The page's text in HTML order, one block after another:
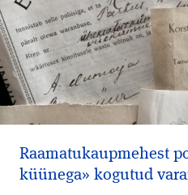
Raamatukaupmehest
küünega» kogutud